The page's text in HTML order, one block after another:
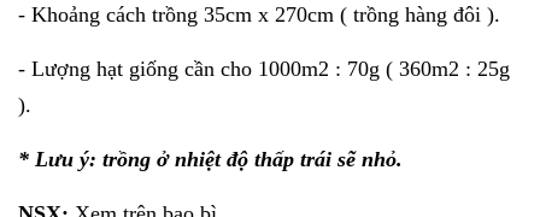
- Khoảng cách trồng 35cm x 270cm ( trồng hàng đôi ).
- Lượng hạt giống cần cho 1000m2 : 70g ( 360m2 : 25g
).
* Lưu ý: trồng ở nhiệt độ thấp trái sẽ nhỏ.